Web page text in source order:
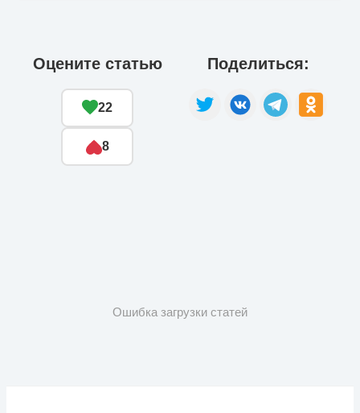
Оцените статью
22
8
Поделиться:
Ошибка загрузки статей